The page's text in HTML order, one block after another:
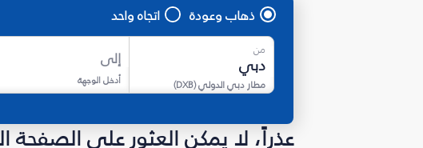
ذهاب وعودة اتجاه واحد
من
مطار دبي الدولي(
DXB
)
إلى
أدخل الوجهة
عذراً، لا يمكن العثور على الصفحة